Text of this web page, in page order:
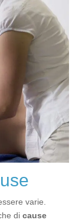
varie.
dicause